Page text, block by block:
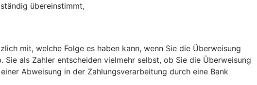
übereinstimmt,
mit, welche Folge es haben kann, wenn Sie die Überweisung
als Zahler entscheiden vielmehr selbst, ob Sie die Überweisung
Abweisung in der Zahlungsverarbeitung durch eine Bank